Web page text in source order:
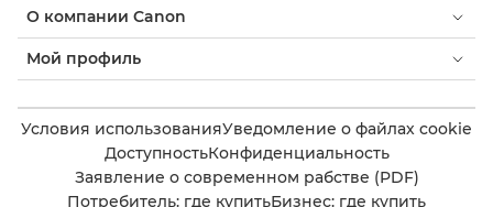
О компании Canon
Мой профиль
Условия использованияУведомление о файлах cookie
ДоступностьКонфиденциальность
Заявление о современном рабстве (PDF)
Потребитель: где купитьБизнес: где купить